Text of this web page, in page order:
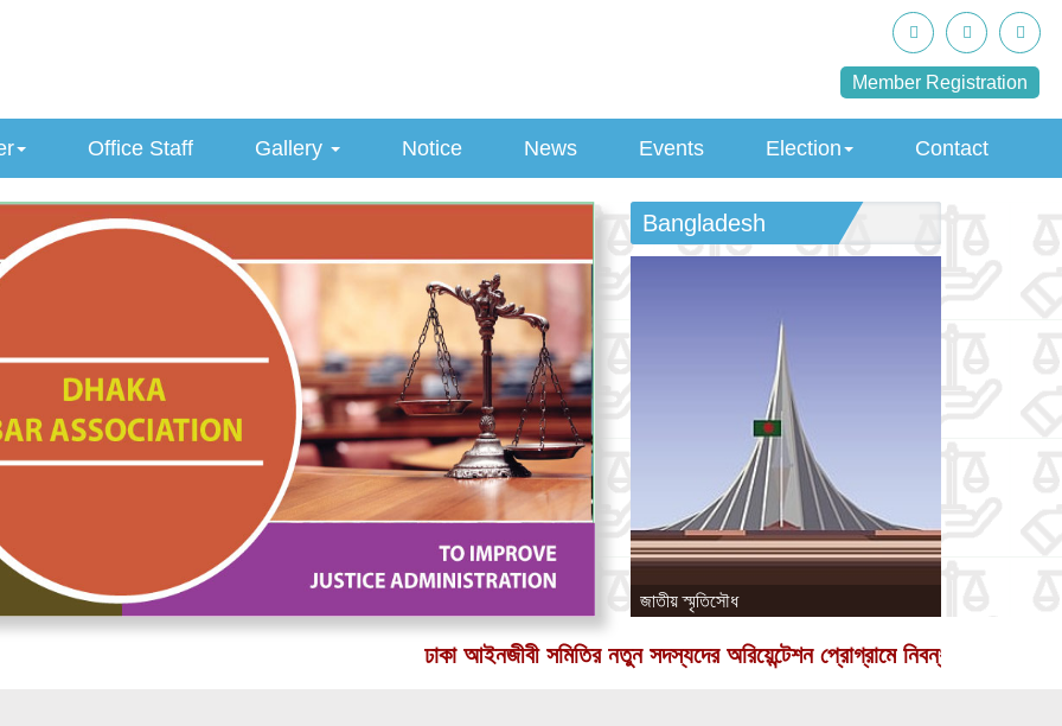
Member Registration
Office Staff Gallery Notice News Events Election Contact
Bangladesh
জাতীয় স্মৃতিসৌধ জাতীয় স্মৃতিসৌধ
ঢাকা আইনজীবী সমিতির নতুন সদস্যদের অরিয়েন্টেশন প্রোগ্রামে নিবন্ধন করতে ক্লিক করুন.